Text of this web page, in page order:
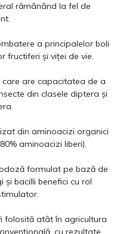
rămânând la fel de
a principalelor boli
fructiferi şi viţei de vie.
care are capacitatea de a
din clasele diptera şi
din aminoacizi organici
aminoacizi liberi).
formulat pe bază de
şi bacilli benefici cu rol
folosită atât în agricultura
cu rezultate